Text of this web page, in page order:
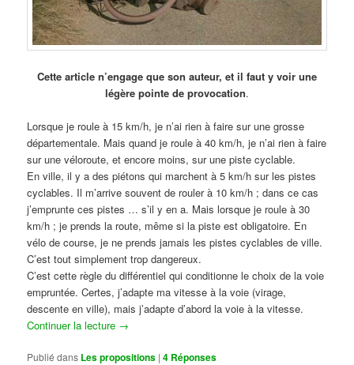
Cette article n’engage que son auteur, et il faut y voir une
légère pointe de provocation.
Lorsque je roule à 15 km/h, je n’ai rien à faire sur une grosse
départementale. Mais quand je roule à 40 km/h, je n’ai rien à faire
sur une véloroute, et encore moins, sur une piste cyclable.
En ville, il y a des piétons qui marchent à 5 km/h sur les pistes
cyclables. Il m’arrive souvent de rouler à 10 km/h ; dans ce cas
j’emprunte ces pistes … s’il y en a. Mais lorsque je roule à 30
km/h ; je prends la route, même si la piste est obligatoire. En
vélo de course, je ne prends jamais les pistes cyclables de ville.
C’est tout simplement trop dangereux.
C’est cette règle du différentiel qui conditionne le choix de la voie
empruntée. Certes, j’adapte ma vitesse à la voie (virage,
descente en ville), mais j’adapte d’abord la voie à la vitesse.
Continuer la lecture →
Publié dans Les propositions |4 Réponses